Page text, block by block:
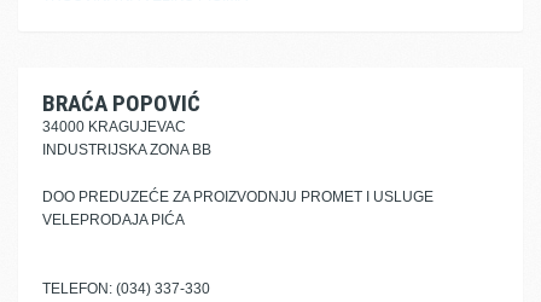
BRAĆA POPOVIĆ
34000 KRAGUJEVAC
INDUSTRIJSKA ZONA BB
DOO PREDUZEĆE ZA PROIZVODNJU PROMET I USLUGE
VELEPRODAJA PIĆA
TELEFON: (034) 337-330